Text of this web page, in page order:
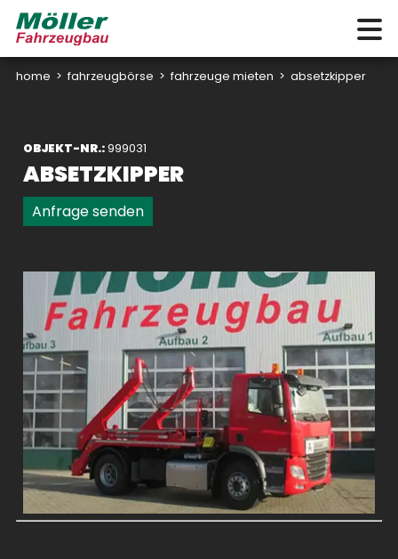
home > fahrzeugbörse > fahrzeuge mieten > absetzkipper
OBJEKT-NR.:999031
ABSETZKIPPER
Anfrage senden